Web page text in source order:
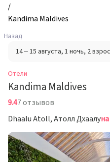
/
Kandima Maldives
Назад
14 – 15 августа, 1 ночь, 2
Отели
Kandima Maldives
9.47 отзывов
Dhaalu Atoll, Атолл Дхаалу